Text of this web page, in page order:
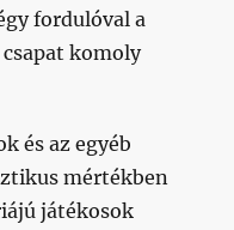
fordulóval a
komoly
és az egyéb
mértékben
játékosok